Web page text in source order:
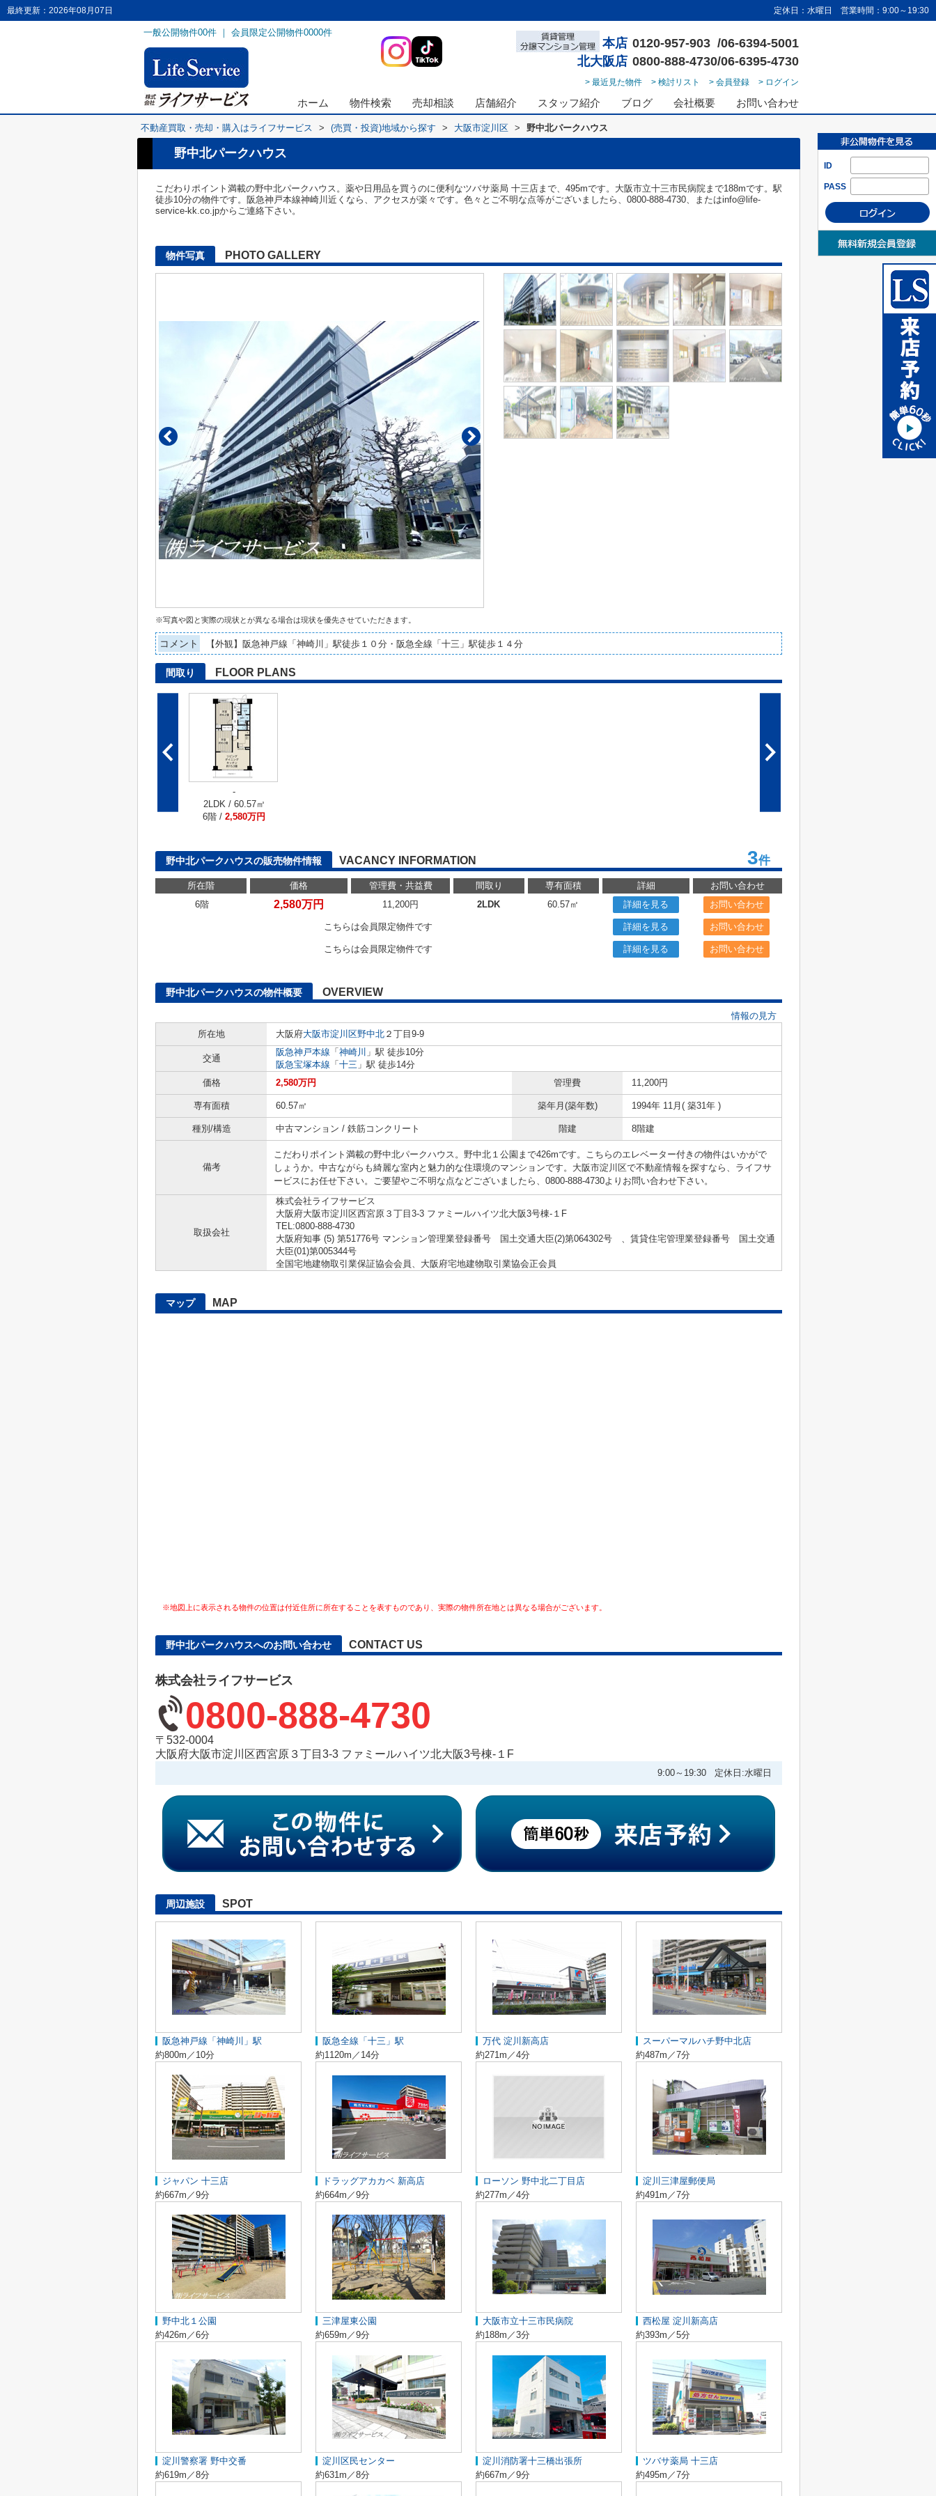
最終更新：2026年08月07日 定休日：水曜日 営業時間：9:00～19:30
一般公開物件00件 ｜ 会員限定公開物件0000件
本店 0120-957-903 /06-6394-5001
北大阪店 0800-888-4730/06-6395-4730
> 最近見た物件 > 検討リスト > 会員登録 > ログイン
ホーム 物件検索 売却相談 店舗紹介 スタッフ紹介 ブログ 会社概要 お問い合わせ
ID
PASS
不動産買取・売却・購入はライフサービス > (売買・投資)地域から探す > 大阪市淀川区 > 野中北パークハウス
野中北パークハウス
こだわりポイント満載の野中北パークハウス。薬や日用品を買うのに便利なツバサ薬局 十三店まで、495mです。大阪市立十三市民病院まで188mです。駅
徒歩10分の物件です。阪急神戸本線神崎川近くなら、アクセスが楽々です。色々とご不明な点等がございましたら、0800-888-4730、またはinfo@life-
service-kk.co.jpからご連絡下さい。
物件写真 PHOTO GALLERY
※写真や図と実際の現状とが異なる場合は現状を優先させていただきます。
コメント 【外観】阪急神戸線「神崎川」駅徒歩１０分・阪急全線「十三」駅徒歩１４分
間取り FLOOR PLANS
-
2LDK / 60.57㎡
6階 / 2,580万円
野中北パークハウスの販売物件情報 VACANCY INFORMATION 3件
所在階 価格 管理費・共益費 間取り 専有面積 詳細
お問い合わせ
6階
2,580万円 11,200円 2LDK 60.57㎡ 詳細を見る お問い合わせ
こちらは会員限定物件です 詳細を見る お問い合わせ
こちらは会員限定物件です 詳細を見る お問い合わせ
野中北パークハウスの物件概要 OVERVIEW
情報の見方
所在地
大阪府大阪市淀川区野中北 ２丁目9-9
交通
阪急神戸本線 「 神崎川 」駅 徒歩10分
阪急宝塚本線 「 十三 」駅 徒歩14分
価格
2,580万円 管理費 11,200円
専有面積 60.57㎡ 築年月(築年数) 1994年 11月( 築31年 )
種別/構造 中古マンション / 鉄筋コンクリート 階建 8階建
備考
こだわりポイント満載の野中北パークハウス。野中北１公園まで426mです。こちらのエレベーター付きの物件はいかがで
しょうか。中古ながらも綺麗な室内と魅力的な住環境のマンションです。大阪市淀川区で不動産情報を探すなら、ライフサ
ービスにお任せ下さい。ご要望やご不明な点などございましたら、0800-888-4730よりお問い合わせ下さい。
取扱会社
株式会社ライフサービス
大阪府大阪市淀川区西宮原３丁目3-3 ファミールハイツ北大阪3号棟-１F
TEL:0800-888-4730
大阪府知事 (5) 第51776号 マンション管理業登録番号 国土交通大臣(2)第064302号 、賃貸住宅管理業登録番号 国土交通
大臣(01)第005344号
全国宅地建物取引業保証協会会員、大阪府宅地建物取引業協会正会員
マップ MAP
※地図上に表示される物件の位置は付近住所に所在することを表すものであり、実際の物件所在地とは異なる場合がございます。
野中北パークハウスへのお問い合わせ CONTACT US
株式会社ライフサービス
0800-888-4730
〒532-0004
大阪府大阪市淀川区西宮原３丁目3-3 ファミールハイツ北大阪3号棟-１F
9:00～19:30 定休日:水曜日
周辺施設 SPOT
阪急神戸線「神崎川」駅
約800m／10分
阪急全線「十三」駅
約1120m／14分
万代 淀川新高店
約271m／4分
スーパーマルハチ野中北店
約487m／7分
ジャパン 十三店
約667m／9分
ドラッグアカカベ 新高店
約664m／9分
ローソン 野中北二丁目店
約277m／4分
淀川三津屋郵便局
約491m／7分
野中北１公園
約426m／6分
三津屋東公園
約659m／9分
大阪市立十三市民病院
約188m／3分
西松屋 淀川新高店
約393m／5分
淀川警察署 野中交番
約619m／8分
淀川区民センター
約631m／8分
淀川消防署十三橋出張所
約667m／9分
ツバサ薬局 十三店
約495m／7分